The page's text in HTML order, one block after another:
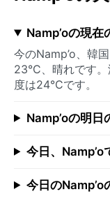
Namp’oの現在
今のNamp’o、韓
23°C、晴れです
度は24°Cです。
Namp’oの明日
今日、Namp’o
今日のNamp’o